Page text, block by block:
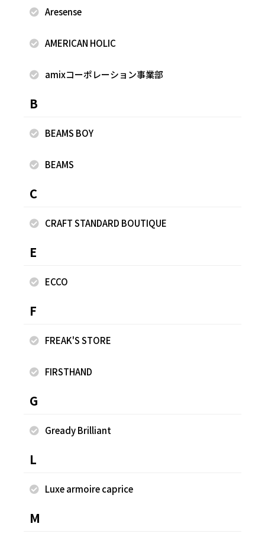
EXPOCITY店
175cm
2022.05.21
村田 光
EXPOCITY店
村田 光
FREAK'S STORE
FREAK'S STORE ららぽーと
Aresense
AMERICAN HOLIC
amixコーポレーション事業部
B
BEAMS BOY
BEAMS
C
CRAFT STANDARD BOUTIQUE
E
ECCO
F
FREAK'S STORE
FIRSTHAND
G
Gready Brilliant
L
Luxe armoire caprice
M